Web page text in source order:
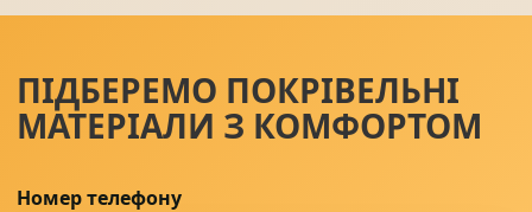
ПІДБЕРЕМО ПОКРІВЕЛЬНІ
МАТЕРІАЛИ З КОМФОРТОМ
Номер телефону